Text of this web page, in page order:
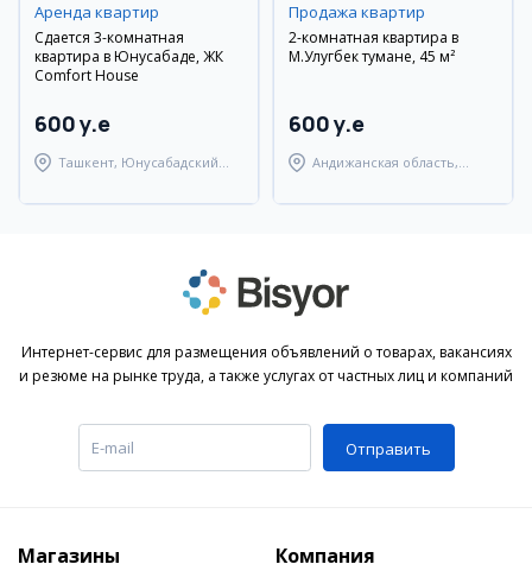
Аренда квартир
Сдается 3-комнатная
квартира в Юнусабаде, ЖК
Comfort House
600 y.e
Ташкент, Юнусабадский
Продажа квартир
2-комнатная квартира в
М.Улугбек тумане, 45 м²
600 y.e
Андижанская область,
Интернет-сервис для размещения объявлений о товарах, вакансиях
и резюме на рынке труда, а также услугах от частных лиц и компаний
Отправить
Магазины Компания